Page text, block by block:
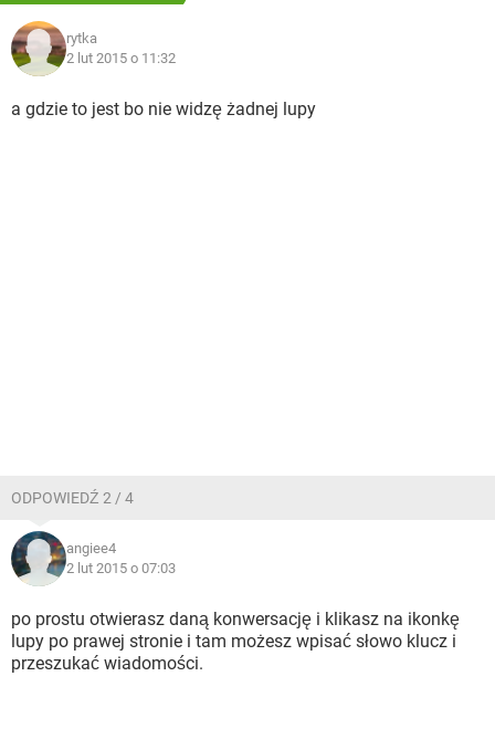
rytka
2 lut 2015 o 11:32
a gdzie to jest bo nie widzę żadnej lupy
ODPOWIEDŹ 2 / 4
angiee4
2 lut 2015 o 07:03
po prostu otwierasz daną konwersację i klikasz na ikonkę
lupy po prawej stronie i tam możesz wpisać słowo klucz i
przeszukać wiadomości.